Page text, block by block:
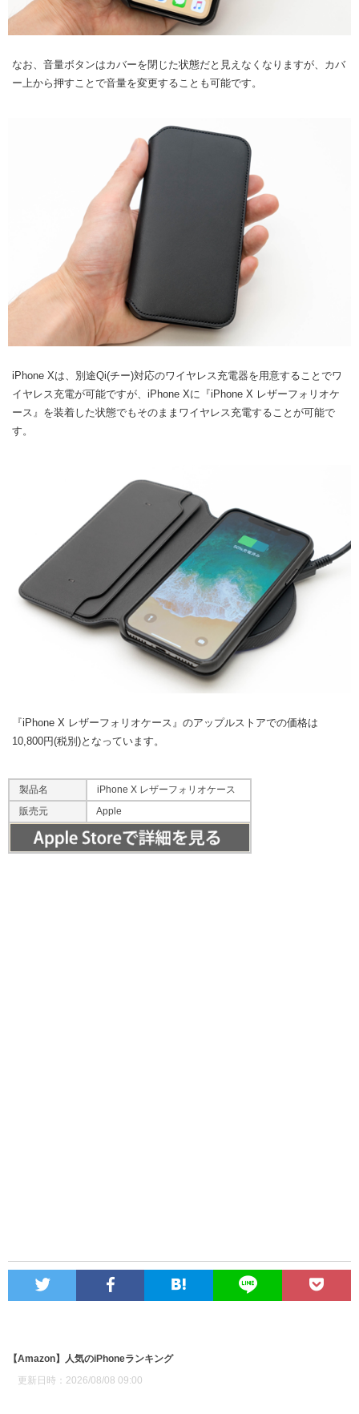
なお、音量ボタンはカバーを閉じた状態だと見えなくなりますが、カバ
ー上から押すことで音量を変更することも可能です。
iPhone Xは、別途Qi(チー)対応のワイヤレス充電器を用意することでワ
イヤレス充電が可能ですが、iPhone Xに『iPhone X レザーフォリオケ
ース』を装着した状態でもそのままワイヤレス充電することが可能で
す。
『iPhone X レザーフォリオケース』のアップルストアでの価格は
10,800円(税別)となっています。
製品名
iPhone X レザーフォリオケース
販売元
Apple
【Amazon】人気のiPhoneランキング
更新日時：2026/08/08 09:00